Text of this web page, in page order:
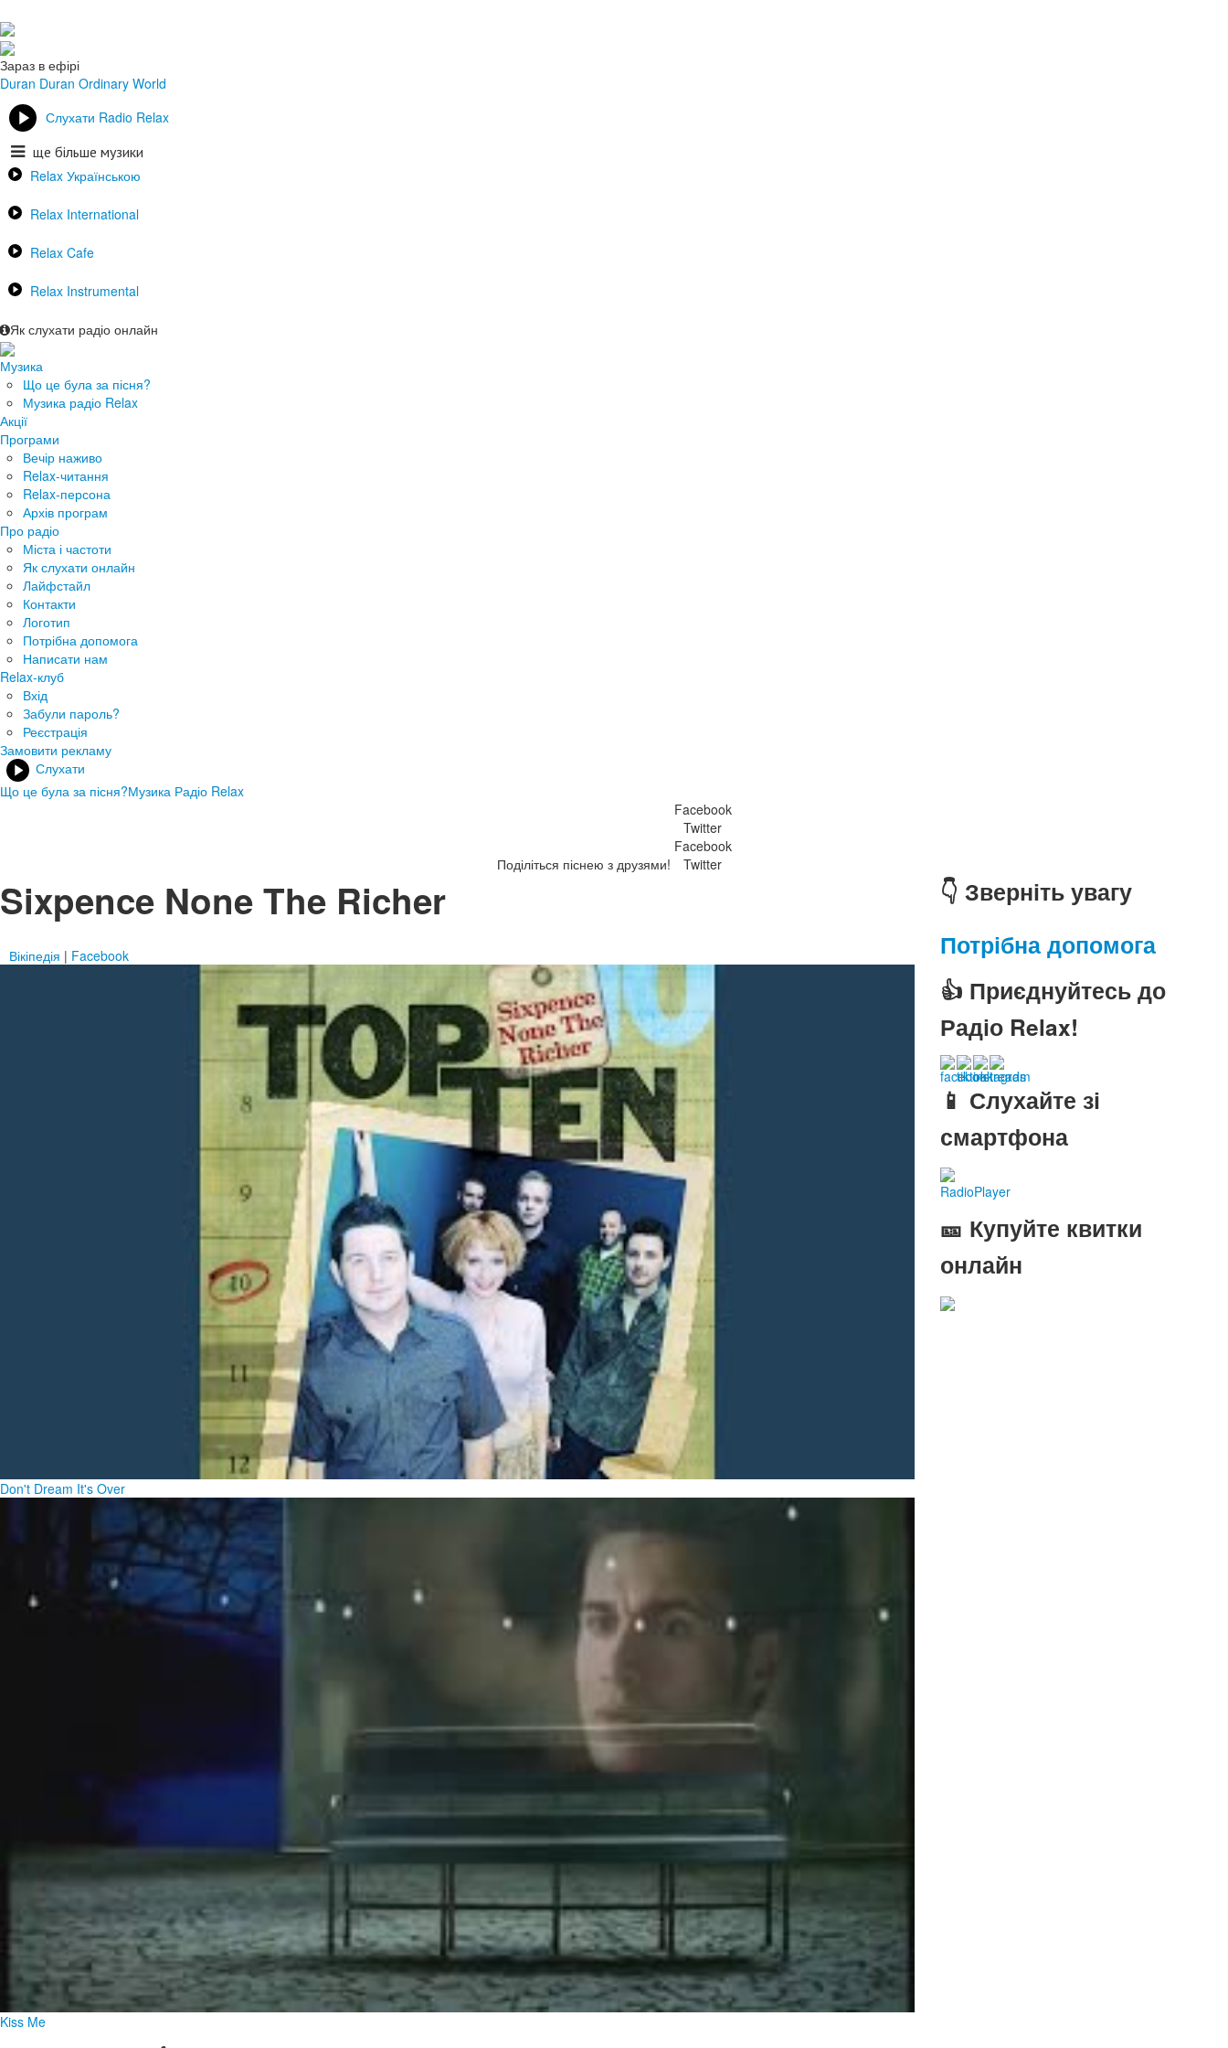
Зараз в ефірі
Duran Duran Ordinary World
Слухати Radio Relax
ще більше музики
Relax Українською
Relax International
Relax Cafe
Relax Instrumental
Як слухати радіо онлайн
Музика
Що це була за пісня?
Музика радіо Relax
Акції
Програми
Вечір наживо
Relax-читання
Relax-персона
Архів програм
Про радіо
Міста і частоти
Як слухати онлайн
Лайфстайл
Контакти
Логотип
Потрібна допомога
Написати нам
Relax-клуб
Вхід
Забули пароль?
Реєстрація
Замовити рекламу
Слухати
Що це була за пісня?Музика Радіо Relax
Поділіться піснею з друзями!
Facebook
Twitter
Facebook
Twitter
Sixpence None The Richer
Вікіпедія | Facebook
Don't Dream It's Over
Kiss Me
👇 Зверніть увагу
Потрібна допомога
👍 Приєднуйтесь до
Радіо Relax!
📱 Слухайте зі
смартфона
RadioPlayer
🎫 Купуйте квитки
онлайн